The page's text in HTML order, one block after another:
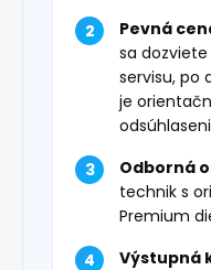
Pevná
sa
servisu, po
je
Odborná
technik s
Premium
Výstupná